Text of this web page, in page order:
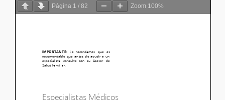
Página 1 / 82 Zoom 100%